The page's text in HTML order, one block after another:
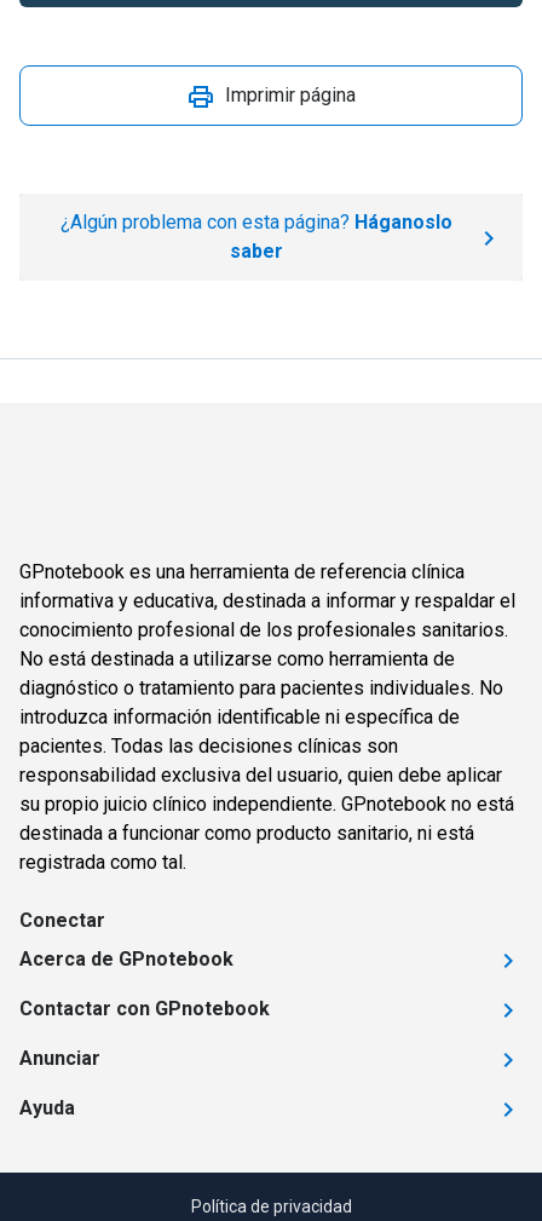
Imprimir página
¿Algún problema con esta página? Háganoslo
saber
GPnotebook es una herramienta de referencia clínica
informativa y educativa, destinada a informar y respaldar el
conocimiento profesional de los profesionales sanitarios.
No está destinada a utilizarse como herramienta de
diagnóstico o tratamiento para pacientes individuales. No
introduzca información identificable ni específica de
pacientes. Todas las decisiones clínicas son
responsabilidad exclusiva del usuario, quien debe aplicar
su propio juicio clínico independiente. GPnotebook no está
destinada a funcionar como producto sanitario, ni está
registrada como tal.
Conectar
Acerca de GPnotebook
Contactar con GPnotebook
Anunciar
Ayuda
Política de privacidad